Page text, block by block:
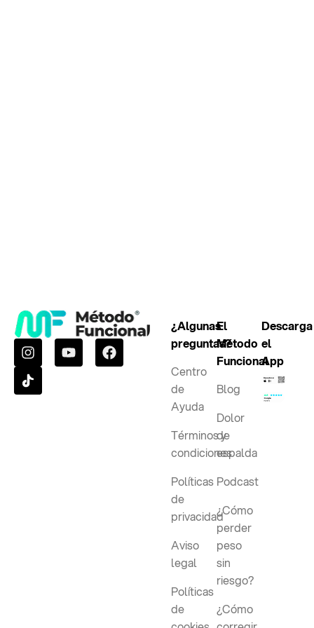
¿Algunas
preguntas?
Centro
de
Ayuda
Términos y
condiciones
Políticas
de
privacidad
Aviso
legal
Políticas
de
El
Método
Funcional
Blog
Dolor
de
espalda
Podcast
¿Cómo
perder
peso
sin
riesgo?
¿Cómo
Descarga
el
App